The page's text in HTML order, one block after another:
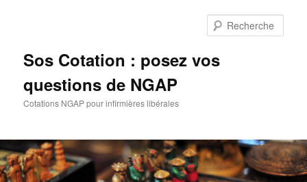
Sos Cotation : posez vos
questions de NGAP
Cotations NGAP pour infirmières libérales